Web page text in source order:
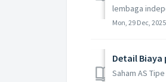
lembaga
Mon, 29 Dec,
Detail Biaya
Saham AS